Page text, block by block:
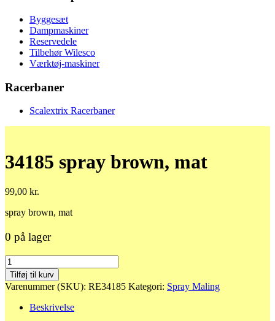
Byggesæt
Dampmaskiner
Reservedele
Tilbehør Wilesco
Værktøj-maskiner
Racerbaner
Scalextrix Racerbaner
34185 spray brown, mat
99,00 kr.
spray brown, mat
0 på lager
34185
spray
brown,
mat
antal
Tilføj til kurv
Varenummer (SKU): RE34185 Kategori: Spray Maling
Beskrivelse